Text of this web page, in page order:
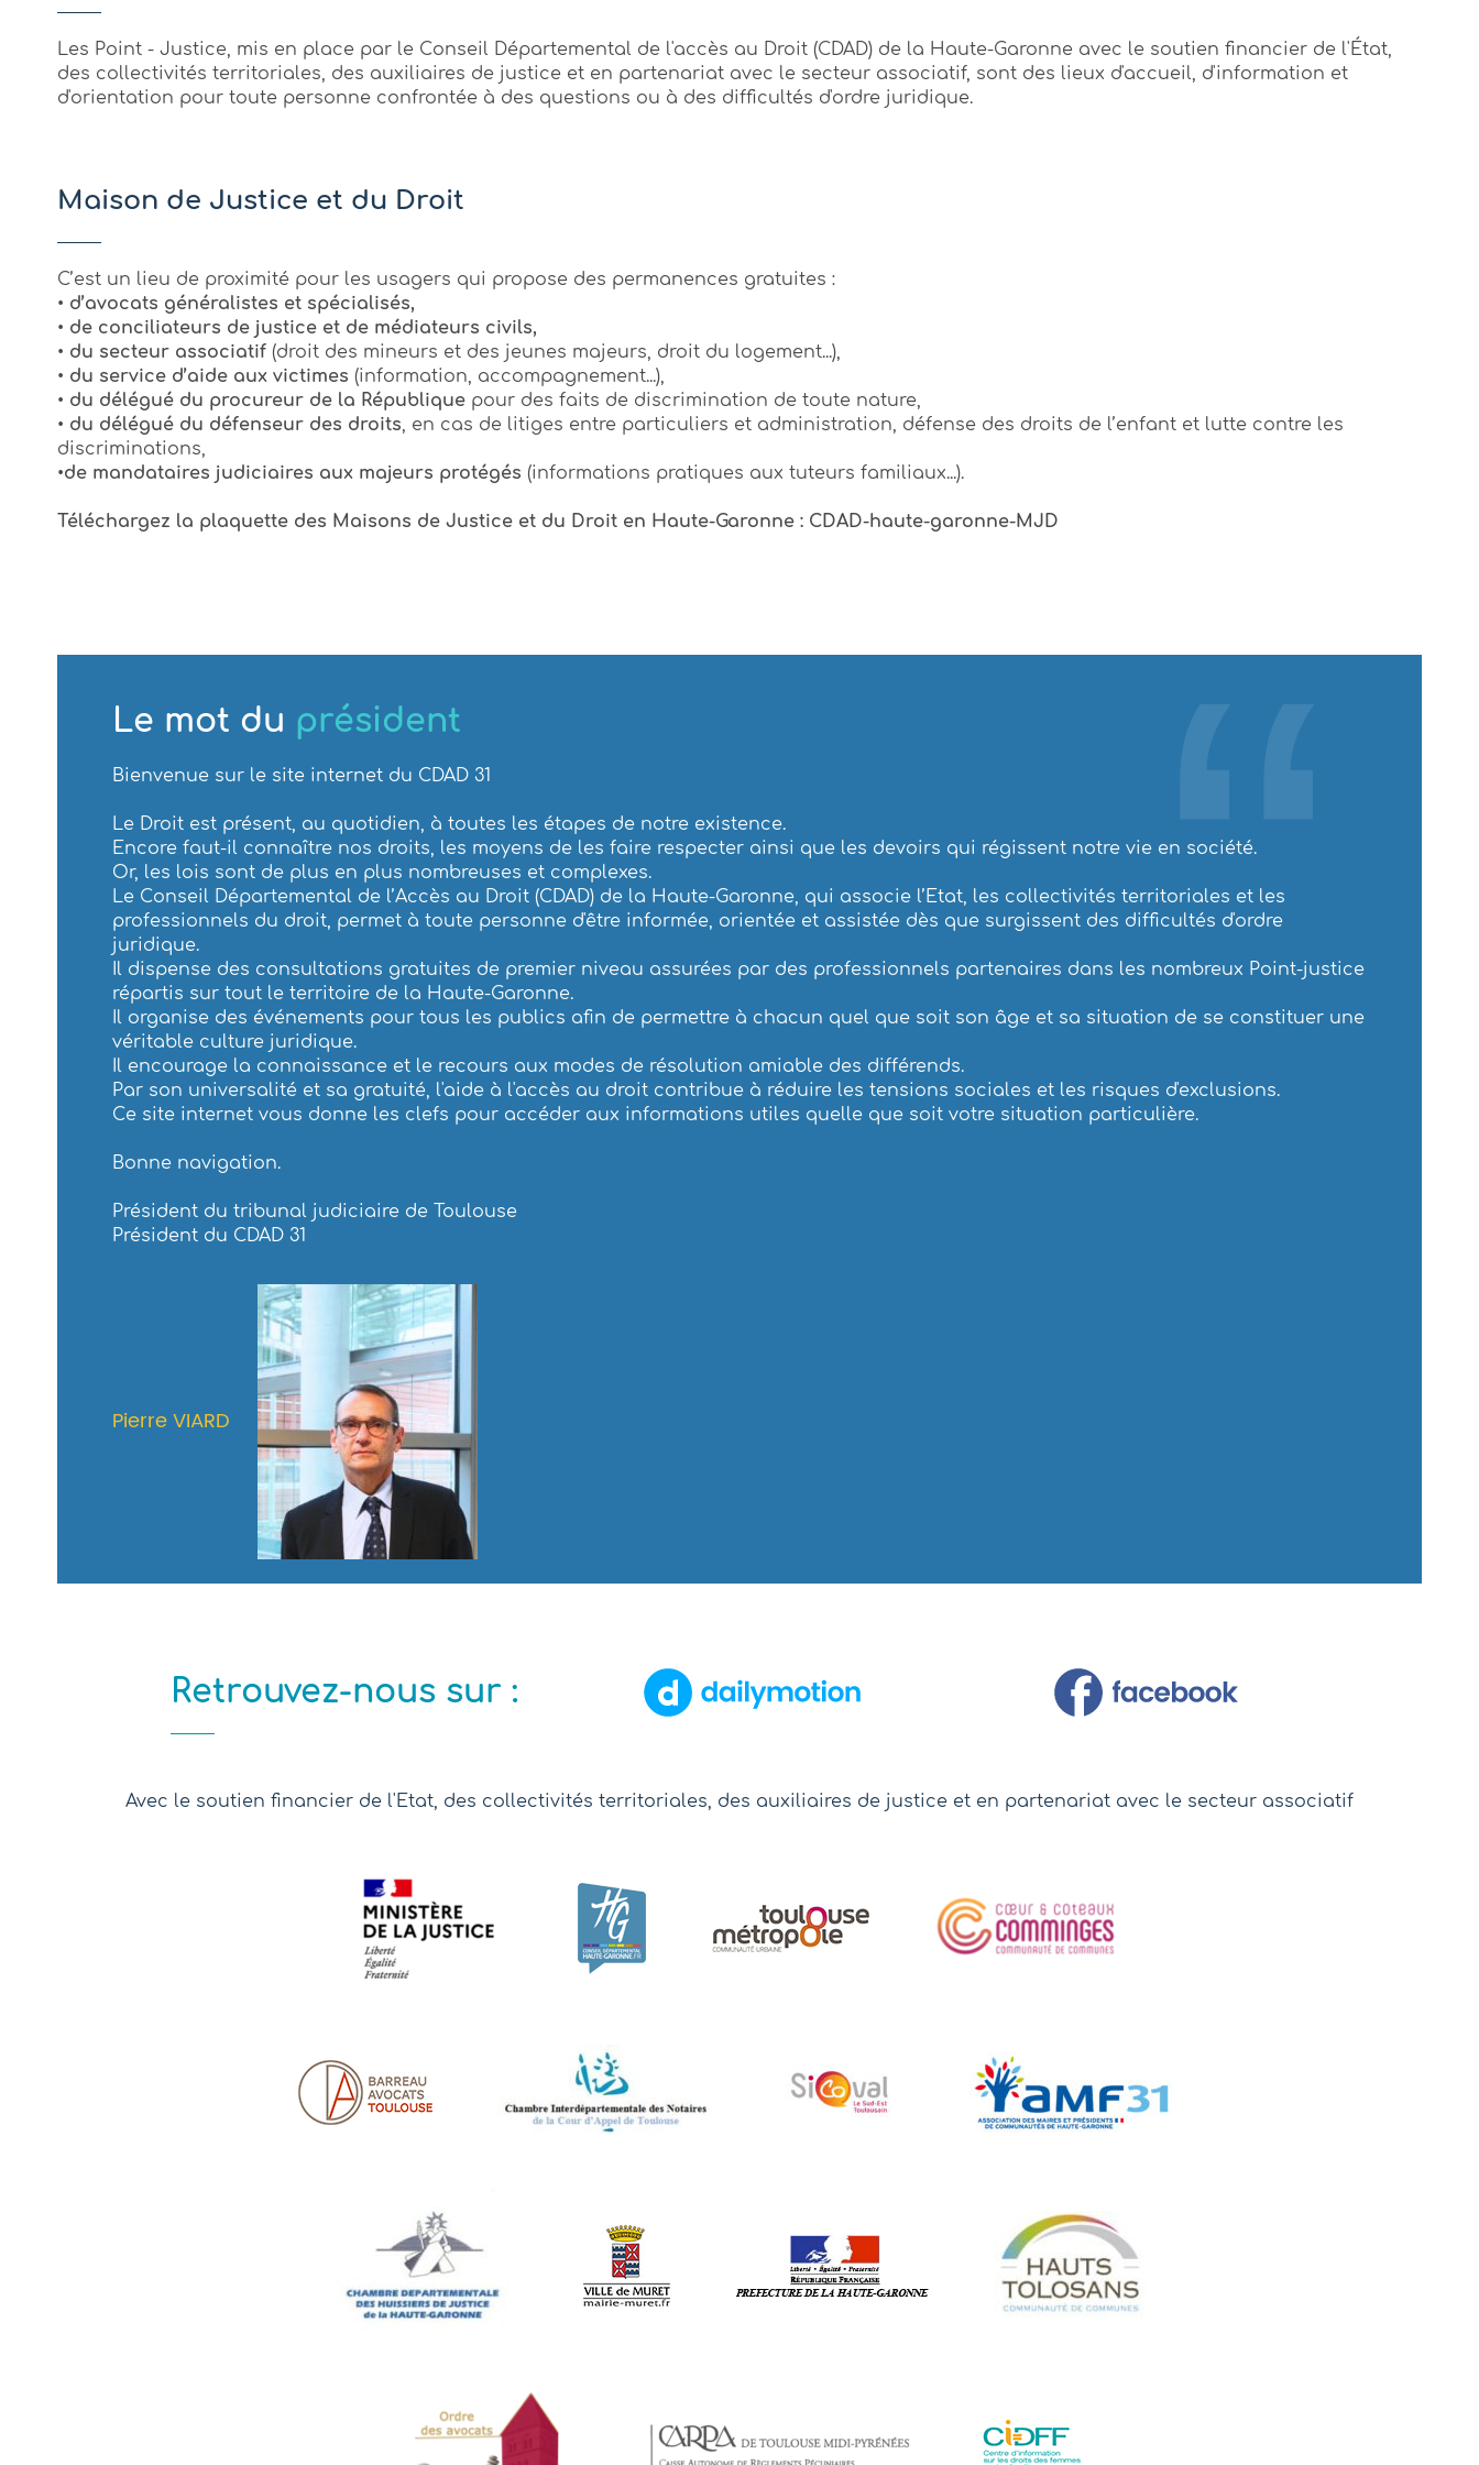
Les Point - Justice, mis en place par le Conseil Départemental de l'accès au Droit (CDAD) de la Haute-Garonne avec le soutien financier de l'État,
des collectivités territoriales, des auxiliaires de justice et en partenariat avec le secteur associatif, sont des lieux d'accueil, d'information et
d'orientation pour toute personne confrontée à des questions ou à des difficultés d'ordre juridique.
Maison de Justice et du Droit
C’est un lieu de proximité pour les usagers qui propose des permanences gratuites :
• d’avocats généralistes et spécialisés,
• de conciliateurs de justice et de médiateurs civils,
• du secteur associatif (droit des mineurs et des jeunes majeurs, droit du logement...),
• du service d’aide aux victimes (information, accompagnement...),
• du délégué du procureur de la République pour des faits de discrimination de toute nature,
• du délégué du défenseur des droits, en cas de litiges entre particuliers et administration, défense des droits de l’enfant et lutte contre les
discriminations,
•de mandataires judiciaires aux majeurs protégés (informations pratiques aux tuteurs familiaux...).
Téléchargez la plaquette des Maisons de Justice et du Droit en Haute-Garonne : CDAD-haute-garonne-MJD
Le mot du président
Bienvenue sur le site internet du CDAD 31
Le Droit est présent, au quotidien, à toutes les étapes de notre existence.
Encore faut-il connaître nos droits, les moyens de les faire respecter ainsi que les devoirs qui régissent notre vie en société.
Or, les lois sont de plus en plus nombreuses et complexes.
Le Conseil Départemental de l’Accès au Droit (CDAD) de la Haute-Garonne, qui associe l’Etat, les collectivités territoriales et les
professionnels du droit, permet à toute personne d'être informée, orientée et assistée dès que surgissent des difficultés d'ordre
juridique.
Il dispense des consultations gratuites de premier niveau assurées par des professionnels partenaires dans les nombreux Point-justice
répartis sur tout le territoire de la Haute-Garonne.
Il organise des événements pour tous les publics afin de permettre à chacun quel que soit son âge et sa situation de se constituer une
véritable culture juridique.
Il encourage la connaissance et le recours aux modes de résolution amiable des différends.
Par son universalité et sa gratuité, l'aide à l'accès au droit contribue à réduire les tensions sociales et les risques d'exclusions.
Ce site internet vous donne les clefs pour accéder aux informations utiles quelle que soit votre situation particulière.
Bonne navigation.
Président du tribunal judiciaire de Toulouse
Président du CDAD 31
Pierre VIARD
Retrouvez-nous sur :
Avec le soutien financier de l'Etat, des collectivités territoriales, des auxiliaires de justice et en partenariat avec le secteur associatif